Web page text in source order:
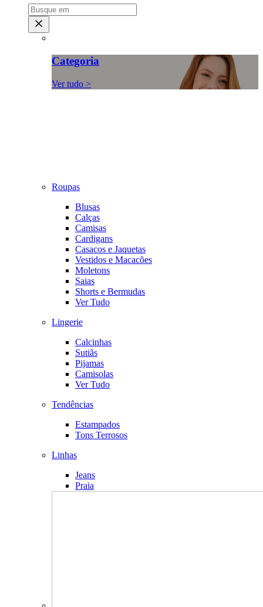
Categoria
Ver tudo >
Roupas
Blusas
Calças
Camisas
Cardigans
Casacos e Jaquetas
Vestidos e Macacões
Moletons
Saias
Shorts e Bermudas
Ver Tudo
Lingerie
Calcinhas
Sutiãs
Pijamas
Camisolas
Ver Tudo
Tendências
Estampados
Tons Terrosos
Linhas
Jeans
Praia